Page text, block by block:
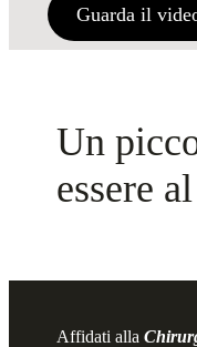
Guarda il
Un
essere
Affidati alla